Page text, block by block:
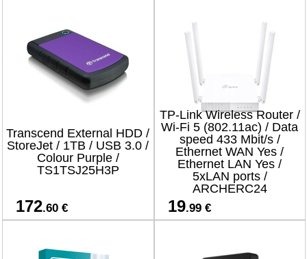
Transcend External HDD /
StoreJet / 1TB / USB 3.0 /
Colour Purple /
TS1TSJ25H3P
172.60 €
TP-Link Wireless Router /
Wi-Fi 5 (802.11ac) / Data
speed 433 Mbit/s /
Ethernet WAN Yes /
Ethernet LAN Yes /
5xLAN ports /
ARCHERC24
19.99 €